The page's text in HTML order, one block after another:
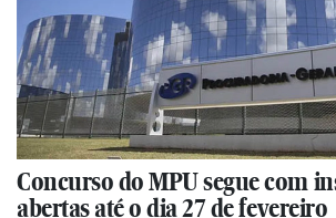
Concurso do MPU segue com
abertas até o dia 27 de fevereiro